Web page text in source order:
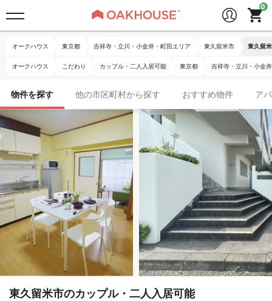
オークハウス 東京都 吉祥寺・立川・小金井・町田エリア 東久留米市 東久留
オークハウス こだわり カップル・二人入居可能 東京都 吉祥寺・立川・小金
物件を探す 他の市区町村から探す おすすめ物件 ア
東久留米市のカップル・二人入居可能